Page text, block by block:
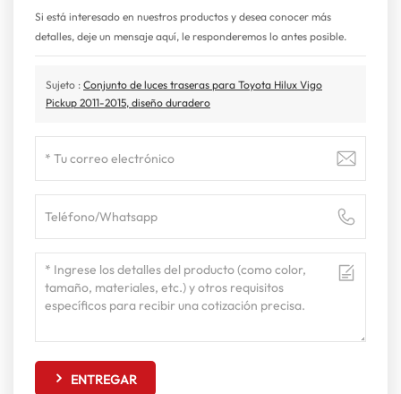
Si está interesado en nuestros productos y desea conocer más
detalles, deje un mensaje aquí, le responderemos lo antes posible.
Sujeto : Conjunto de luces traseras para Toyota Hilux Vigo
Pickup 2011-2015, diseño duradero
ENTREGAR